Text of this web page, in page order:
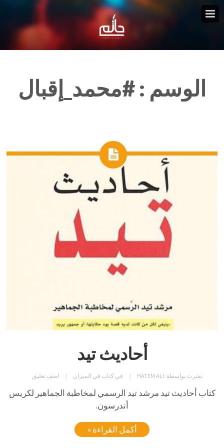
الوسم :#محمد_إقبال
أحاديث تيد
نشرت بواسطة: HATEM ALI فيكتاب في الميزان اضف تعليق
كتاب أحاديث تيد مرشد تيد الرسمي لمخاطبة الجماهير لكريس
أندرسون.
أكمل القراءة »